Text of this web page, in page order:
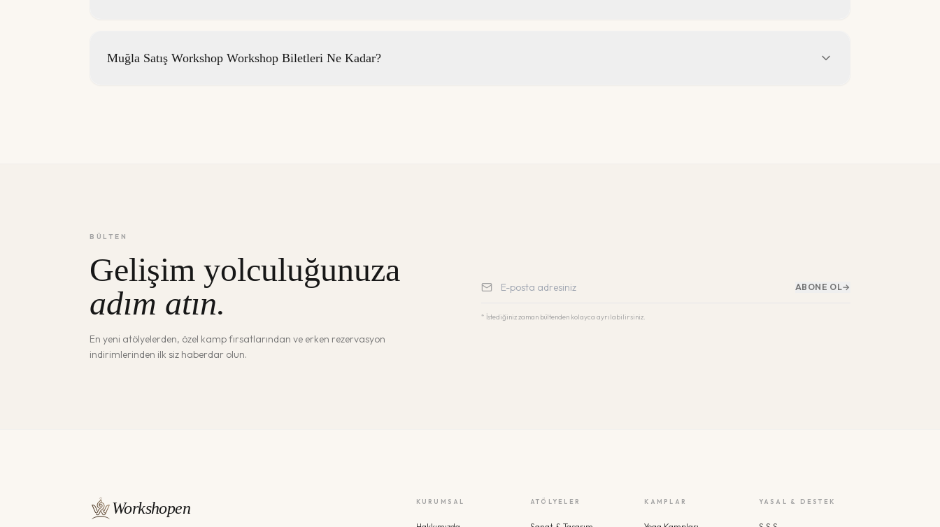
Muğla Satış Workshop Workshop Biletleri Ne Kadar?
BÜLTEN
Gelişim yolculuğunuza
adım atın.
En yeni atölyelerden, özel kamp fırsatlarından ve erken rezervasyon
indirimlerinden ilk siz haberdar olun.
ABONE OL→
* İstediğiniz zaman bültenden kolayca ayrılabilirsiniz.
Workshopen KURUMSAL ATÖLYELER KAMPLAR YASAL & DESTEK